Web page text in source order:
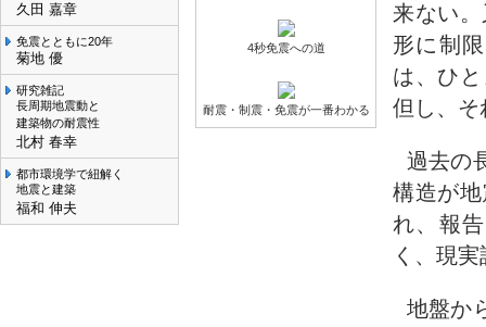
久田 嘉章
免震とともに20年
菊地 優
研究雑記
長周期地震動と
建築物の耐震性
北村 春幸
都市環境学で紐解く
地震と建築
福和 伸夫
4秒免震への道
耐震・制震・免震が一番わかる
来ない
形に制
は、ひ
但し、そ
過去の
構造が
れ、報
く、現
地盤か